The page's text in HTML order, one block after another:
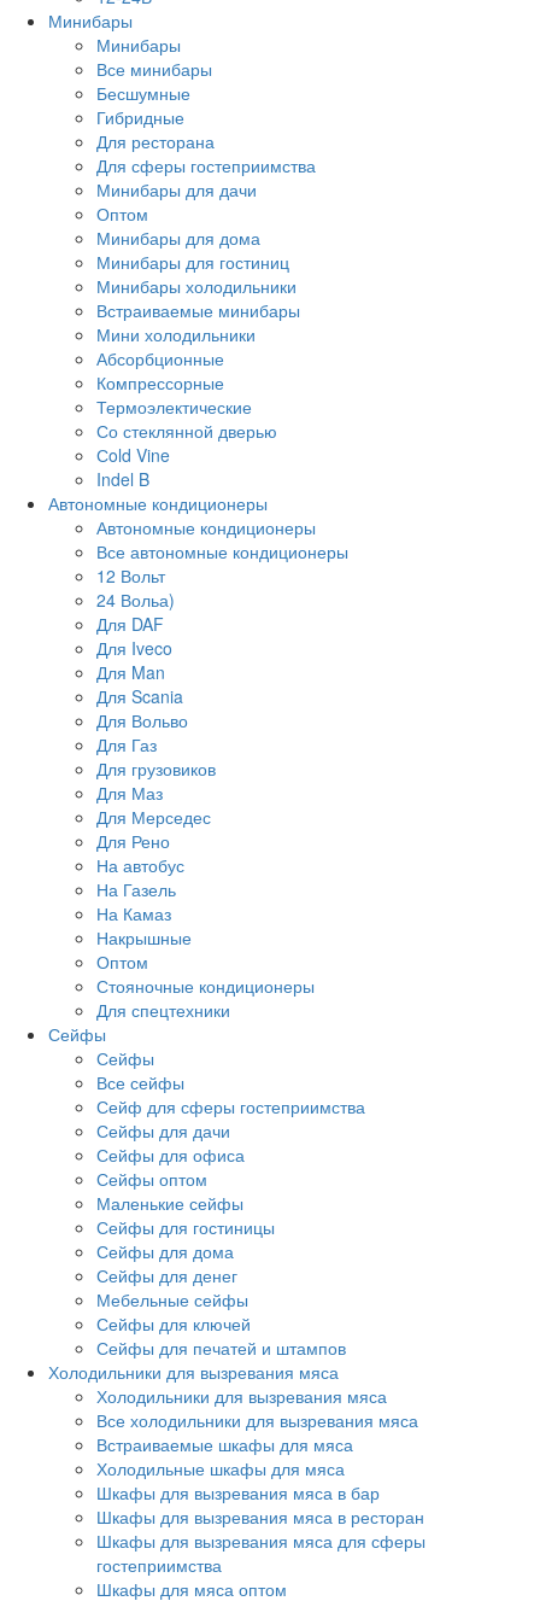
Минибары
Минибары
Все минибары
Бесшумные
Гибридные
Для ресторана
Для сферы гостеприимства
Минибары для дачи
Оптом
Минибары для дома
Минибары для гостиниц
Минибары холодильники
Встраиваемые минибары
Мини холодильники
Абсорбционные
Компрессорные
Термоэлектические
Со стеклянной дверью
Сold Vine
Indel B
Автономные кондиционеры
Автономные кондиционеры
Все автономные кондиционеры
12 Вольт
24 Вольа)
Для DAF
Для Iveco
Для Man
Для Scania
Для Вольво
Для Газ
Для грузовиков
Для Маз
Для Мерседес
Для Рено
На автобус
На Газель
На Камаз
Накрышные
Оптом
Стояночные кондиционеры
Для спецтехники
Сейфы
Сейфы
Все сейфы
Сейф для сферы гостеприимства
Сейфы для дачи
Сейфы для офиса
Сейфы оптом
Маленькие сейфы
Сейфы для гостиницы
Сейфы для дома
Сейфы для денег
Мебельные сейфы
Сейфы для ключей
Сейфы для печатей и штампов
Холодильники для вызревания мяса
Холодильники для вызревания мяса
Все холодильники для вызревания мяса
Встраиваемые шкафы для мяса
Холодильные шкафы для мяса
Шкафы для вызревания мяса в бар
Шкафы для вызревания мяса в ресторан
Шкафы для вызревания мяса для сферы
гостеприимства
Шкафы для мяса оптом